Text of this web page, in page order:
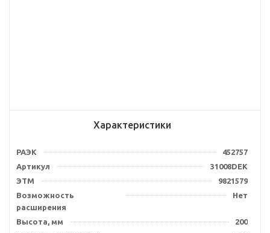
Характеристики
РАЭК
452757
Артикул
31008DEK
ЭТМ
9821579
Возможность
расширения
Нет
Высота, мм
200